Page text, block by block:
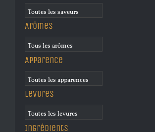
Arômes
Apparence
Levures
Ingrédients